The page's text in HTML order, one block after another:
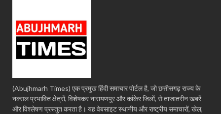
(Abujhmarh Times) एक प्रमुख हिंदी समाचार पोर्टल है, जो छत्तीसगढ़ राज्य के
नक्सल प्रभावित क्षेत्रों, विशेषकर नारायणपुर और कांकेर जिलों, से ताजातरीन खबरें
और विश्लेषण प्रस्तुत करता है। यह वेबसाइट स्थानीय और राष्ट्रीय समाचारों, खेल,